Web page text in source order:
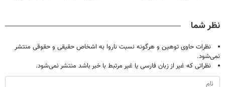
نظر شما
نظرات حاوی توهین و هرگونه نسبت ناروا به اشخاص حقیقی و حقوقی منتشر
نمی‌شود.
نظراتی که غیر از زبان فارسی یا غیر مرتبط با خبر باشد منتشر نمی‌شود.